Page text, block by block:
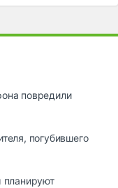
повредили
погубившего
планируют